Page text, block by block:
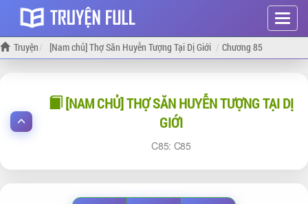
Hiện
menu
Truyện [Nam chủ] Thợ Săn Huyễn Tượng Tại Dị Giới Chương 85
[NAM CHỦ] THỢ SĂN HUYỄN TƯỢNG TẠI DỊ
GIỚI
85: 85